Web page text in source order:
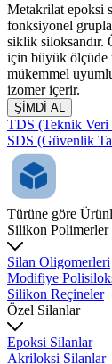
Metakrilat epoksi
fonksiyonel
siklik siloksandır.
için büyük ölçüde
mükemmel
izomer içerir.
ŞİMDİ AL
TDS (Teknik Veri
SDS (Güvenlik
Türüne göre
Silikon Polimerler
Silan Oligomerleri
Modifiye
Silikon Reçineler
Özel Silanlar
Epoksi Silanlar
Akriloksi Silanlar